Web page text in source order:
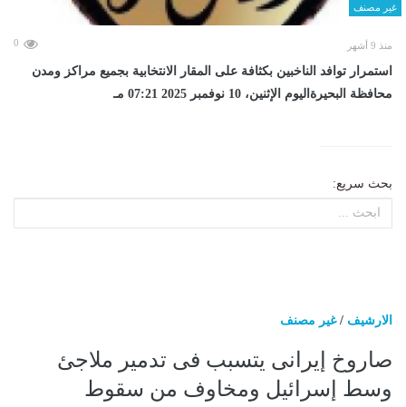
غير مصنف
منذ 9 أشهر 0
استمرار توافد الناخبين بكثافة على المقار الانتخابية بجميع مراكز ومدن
محافظة البحيرةاليوم الإثنين، 10 نوفمبر 2025 07:21 مـ
بحث سريع:
الارشيف /غير مصنف
صاروخ إيرانى يتسبب فى تدمير ملاجئ
وسط إسرائيل ومخاوف من سقوط